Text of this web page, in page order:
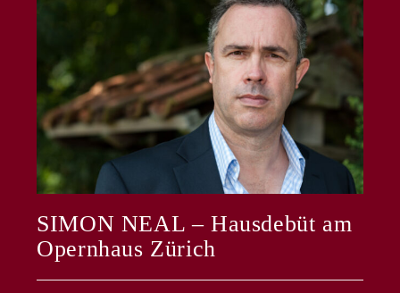
SIMON NEAL – Hausdebüt am
Opernhaus Zürich